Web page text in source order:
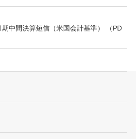
中間決算短信（米国会計基準） （PD